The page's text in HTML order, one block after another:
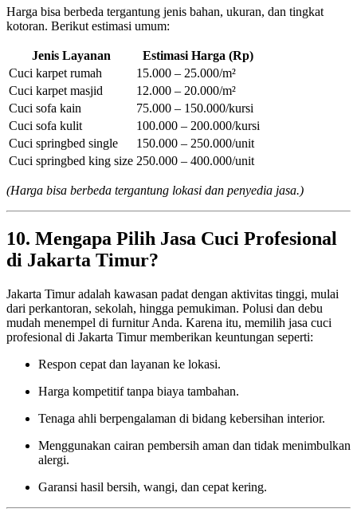
Harga bisa berbeda tergantung jenis bahan, ukuran, dan tingkat
kotoran. Berikut estimasi umum:
Jenis Layanan
Estimasi Harga (Rp)
Cuci karpet rumah
15.000 – 25.000/m²
Cuci karpet masjid
12.000 – 20.000/m²
Cuci sofa kain
75.000 – 150.000/kursi
Cuci sofa kulit
100.000 – 200.000/kursi
Cuci springbed single
150.000 – 250.000/unit
Cuci springbed king size 250.000 – 400.000/unit
(Harga bisa berbeda tergantung lokasi dan penyedia jasa.)
10. Mengapa Pilih Jasa Cuci Profesional
di Jakarta Timur?
Jakarta Timur adalah kawasan padat dengan aktivitas tinggi, mulai
dari perkantoran, sekolah, hingga pemukiman. Polusi dan debu
mudah menempel di furnitur Anda. Karena itu, memilih jasa cuci
profesional di Jakarta Timur memberikan keuntungan seperti:
Respon cepat dan layanan ke lokasi.
Harga kompetitif tanpa biaya tambahan.
Tenaga ahli berpengalaman di bidang kebersihan interior.
Menggunakan cairan pembersih aman dan tidak menimbulkan
alergi.
Garansi hasil bersih, wangi, dan cepat kering.